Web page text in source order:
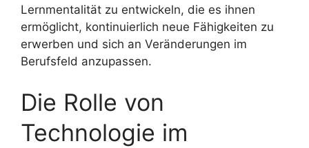
Lernmentalität zu entwickeln, die es ihnen
ermöglicht, kontinuierlich neue Fähigkeiten zu
erwerben und sich an Veränderungen im
Berufsfeld anzupassen.
Die Rolle von
Technologie im